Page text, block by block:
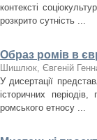
контексті
розкрито сутність ...
Образ ромів в
Шишлюк, Євгеній
У дисертації
історичних
ромського етносу ...